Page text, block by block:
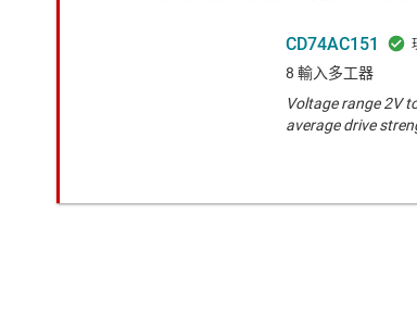
CD74AC151
8 輸入多工器
Voltage range 2V
average drive